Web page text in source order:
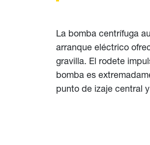
La bomba centrífuga
arranque eléctrico
gravilla. El rodete
bomba es
punto de izaje central